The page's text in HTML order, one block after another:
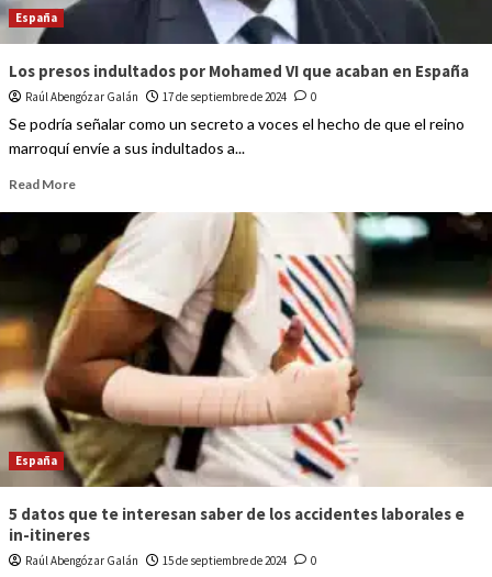
España
Los presos indultados por Mohamed VI que acaban en España
Raúl Abengózar Galán 17 de septiembre de 2024 0
Se podría señalar como un secreto a voces el hecho de que el reino
marroquí envíe a sus indultados a...
Read More
España
5 datos que te interesan saber de los accidentes laborales e
in-itineres
Raúl Abengózar Galán 15 de septiembre de 2024 0